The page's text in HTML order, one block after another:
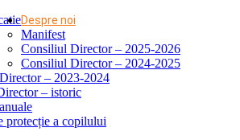
Despre noi
Manifest
Consiliul Director – 2025-2026
Consiliul Director – 2024-2025
– 2023-2024
– istoric
protecție a copilului